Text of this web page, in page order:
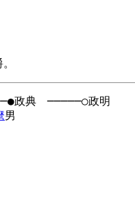
政典　─────○政明
男